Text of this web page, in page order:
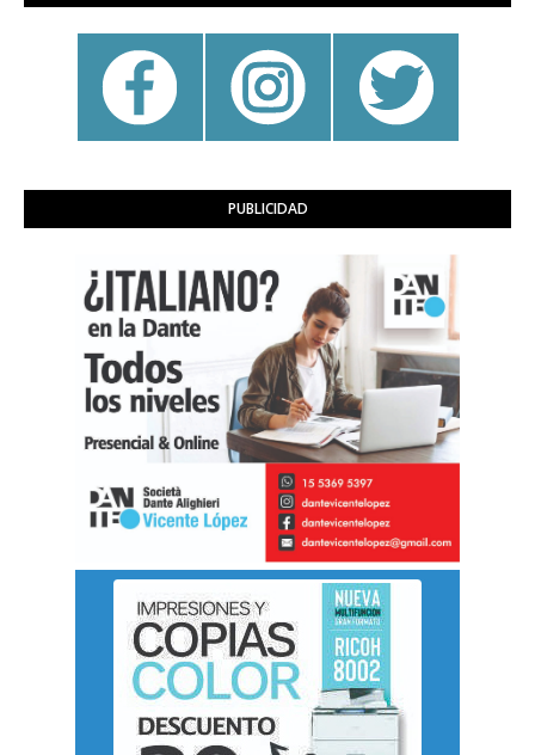
PUBLICIDAD